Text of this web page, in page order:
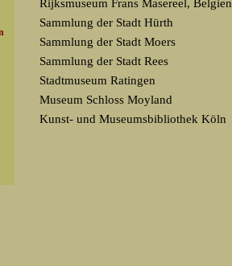
Rijksmuseum Frans Masereel, Belgien
Sammlung der Stadt Hürth
Sammlung der Stadt Moers
Sammlung der Stadt Rees
Stadtmuseum Ratingen
Museum Schloss Moyland
Kunst- und Museumsbibliothek Köln